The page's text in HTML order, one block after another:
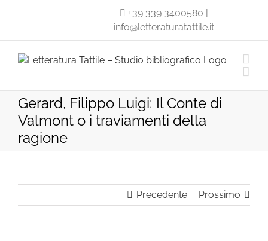
+39 339 3400580 |
info@letteraturatattile.it
Gerard, Filippo Luigi: Il Conte di
Valmont o i traviamenti della
ragione
Precedente Prossimo